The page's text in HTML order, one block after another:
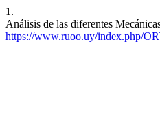
1.
Análisis de las diferentes
https://www.ruoo.uy/index.php/